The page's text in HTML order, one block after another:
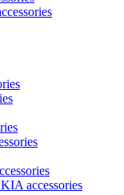
accessories